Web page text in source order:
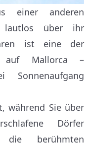
einer anderen
lautlos über ihr
ist eine der
auf Mallorca –
während Sie über
Dörfer
die berühmten